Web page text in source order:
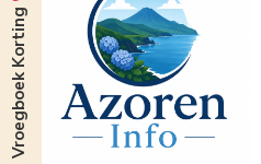
Vroegboek Korting